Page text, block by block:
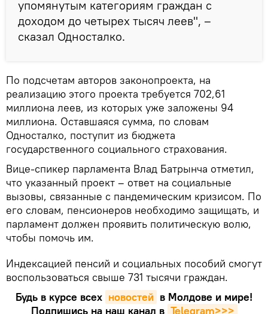
упомянутым категориям граждан с
доходом до четырех тысяч леев", –
сказал Односталко.
По подсчетам авторов законопроекта, на
реализацию этого проекта требуется 702,61
миллиона леев, из которых уже заложены 94
миллиона. Оставшаяся сумма, по словам
Односталко, поступит из бюджета
государственного социального страхования.
Вице-спикер парламента Влад Батрынча отметил,
что указанный проект – ответ на социальные
вызовы, связанные с пандемическим кризисом. По
его словам, пенсионеров необходимо защищать, и
парламент должен проявить политическую волю,
чтобы помочь им.
Индексацией пенсий и социальных пособий смогут
воспользоваться свыше 731 тысячи граждан.
Будь в курсе всех новостей в Молдове и мире!
Подпишись на наш канал в Telegram>>>